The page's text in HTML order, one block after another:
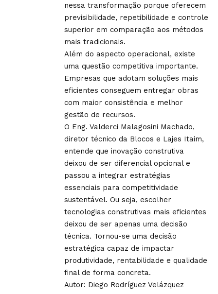
nessa transformação porque oferecem
previsibilidade, repetibilidade e controle
superior em comparação aos métodos
mais tradicionais.
Além do aspecto operacional, existe
uma questão competitiva importante.
Empresas que adotam soluções mais
eficientes conseguem entregar obras
com maior consistência e melhor
gestão de recursos.
O Eng. Valderci Malagosini Machado,
diretor técnico da Blocos e Lajes Itaim,
entende que inovação construtiva
deixou de ser diferencial opcional e
passou a integrar estratégias
essenciais para competitividade
sustentável. Ou seja, escolher
tecnologias construtivas mais eficientes
deixou de ser apenas uma decisão
técnica. Tornou-se uma decisão
estratégica capaz de impactar
produtividade, rentabilidade e qualidade
final de forma concreta.
Autor: Diego Rodríguez Velázquez